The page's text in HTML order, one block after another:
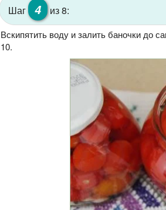
Шаг 4 из 8:
Вскипятить воду и залить баночки до
10.